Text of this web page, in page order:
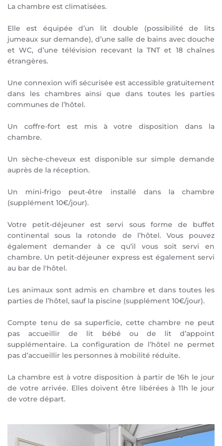
La chambre est climatisées.
Elle est équipée d’un lit double (possibilité de lits
jumeaux sur demande), d’une salle de bains avec douche
et WC, d’une télévision recevant la TNT et 18 chaînes
étrangères.
Une connexion wifi sécurisée est accessible gratuitement
dans les chambres ainsi que dans toutes les parties
communes de l’hôtel.
Un coffre-fortest mis à votre disposition dans la
chambre.
Un sèche-cheveuxest disponible sur simple demande
auprès de la réception.
Un mini-frigo peut-être installé dans la chambre
(supplément 10€/jour).
Votre petit-déjeuner est servi sous forme de buffet
continental sous la rotonde de l’hôtel. Vous pouvez
également demander à ce qu’il vous soit servi en
chambre. Un petit-déjeuner express est également servi
au bar de l'hôtel.
Les animaux sont admis en chambre et dans toutes les
parties de l’hôtel, sauf la piscine (supplément 10€/jour).
Compte tenu de sa superficie, cette chambre ne peut
pas accueillir de lit bébé ou de lit d’appoint
supplémentaire. La configuration de l’hôtel ne permet
pas d’accueillir les personnes à mobilité réduite.
La chambre est à votre disposition à partir de 16h le jour
de votre arrivée. Elles doivent être libérées à 11h le jour
de votre départ.